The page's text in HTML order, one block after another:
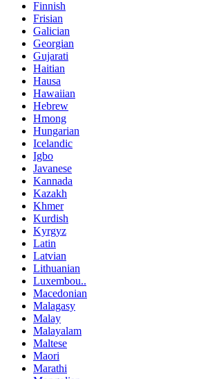
Finnish
Frisian
Galician
Georgian
Gujarati
Haitian
Hausa
Hawaiian
Hebrew
Hmong
Hungarian
Icelandic
Igbo
Javanese
Kannada
Kazakh
Khmer
Kurdish
Kyrgyz
Latin
Latvian
Lithuanian
Luxembou..
Macedonian
Malagasy
Malay
Malayalam
Maltese
Maori
Marathi